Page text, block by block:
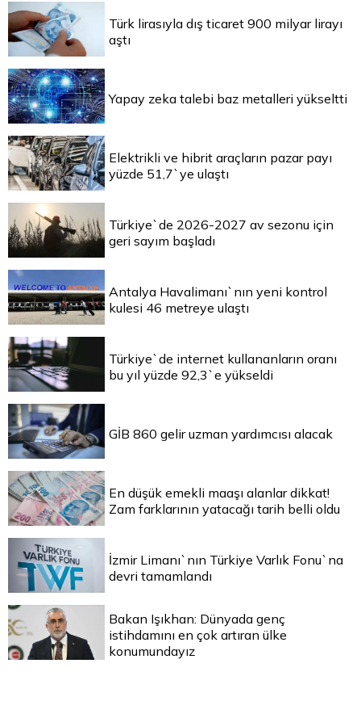
Türk lirasıyla dış ticaret 900 milyar lirayı
aştı
Yapay zeka talebi baz metalleri yükseltti
Elektrikli ve hibrit araçların pazar payı
yüzde 51,7`ye ulaştı
Türkiye`de 2026-2027 av sezonu için
geri sayım başladı
Antalya Havalimanı`nın yeni kontrol
kulesi 46 metreye ulaştı
Türkiye`de internet kullananların oranı
bu yıl yüzde 92,3`e yükseldi
GİB 860 gelir uzman yardımcısı alacak
En düşük emekli maaşı alanlar dikkat!
Zam farklarının yatacağı tarih belli oldu
İzmir Limanı`nın Türkiye Varlık Fonu`na
devri tamamlandı
Bakan Işıkhan: Dünyada genç
istihdamını en çok artıran ülke
konumundayız